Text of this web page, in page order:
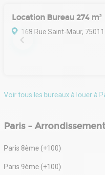
Location Bureau 274 m²
168 Rue Saint-Maur,
Voir tous les bureaux à louer à
Paris -
Paris 8ème (+100)
Paris 9ème (+100)